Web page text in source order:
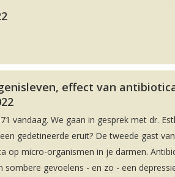
effect van
vandaag. We gaan in gesprek met dr.
gedetineerde eruit? De tweede gast
op micro-organismen in je darmen.
gevoelens - en zo - een